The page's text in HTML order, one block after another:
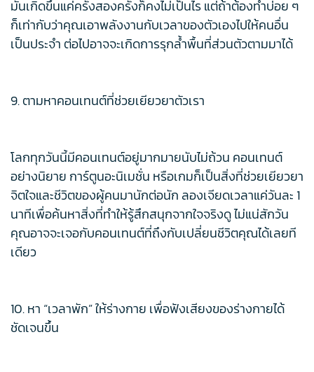
มันเกิดขึ้นแค่ครั้งสองครั้งก็คงไม่เป็นไร แต่ถ้าต้องทำบ่อย ๆ
ก็เท่ากับว่าคุณเอาพลังงานกับเวลาของตัวเองไปให้คนอื่น
เป็นประจำ ต่อไปอาจจะเกิดการรุกล้ำพื้นที่ส่วนตัวตามมาได้
9. ตามหาคอนเทนต์ที่ช่วยเยียวยาตัวเรา
โลกทุกวันนี้มีคอนเทนต์อยู่มากมายนับไม่ถ้วน คอนเทนต์
อย่างนิยาย การ์ตูนอะนิเมชั่น หรือเกมก็เป็นสิ่งที่ช่วยเยียวยา
จิตใจและชีวิตของผู้คนมานักต่อนัก ลองเจียดเวลาแค่วันละ 1
นาทีเพื่อค้นหาสิ่งที่ทำให้รู้สึกสนุกจากใจจริงดู ไม่แน่สักวัน
คุณอาจจะเจอกับคอนเทนต์ที่ถึงกับเปลี่ยนชีวิตคุณได้เลยที
เดียว
10. หา “เวลาพัก” ให้ร่างกาย เพื่อฟังเสียงของร่างกายได้
ชัดเจนขึ้น